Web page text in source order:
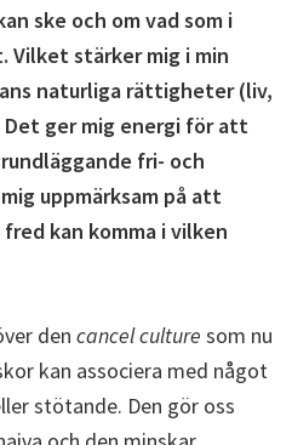
ske och om vad som i
Vilket stärker mig i min
naturliga rättigheter (liv,
ger mig energi för att
fri- och
uppmärksam på att
kan komma i vilken
den cancel culture som nu
kan associera med något
stötande. Den gör oss